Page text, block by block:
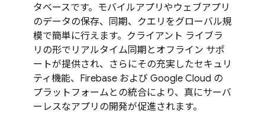
タベースです。モバイルアプリやウェブアプリ
のデータの保存、同期、クエリをグローバル規
模で簡単に行えます。クライアント ライブラ
リの形でリアルタイム同期とオフライン サポ
ートが提供され、さらにその充実したセキュリ
ティ機能、Firebase および Google Cloud の
プラットフォームとの統合により、真にサーバ
ーレスなアプリの開発が促進されます。